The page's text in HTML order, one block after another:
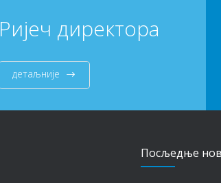
Ријеч директора
детаљније
Посљедњe